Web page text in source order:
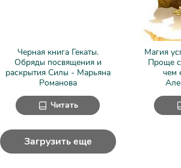
Черная книга Гекаты.
Обряды посвящения и
раскрытия Силы - Марьяна
Романова
Читать
Магия
Проще
чем
Загрузить еще